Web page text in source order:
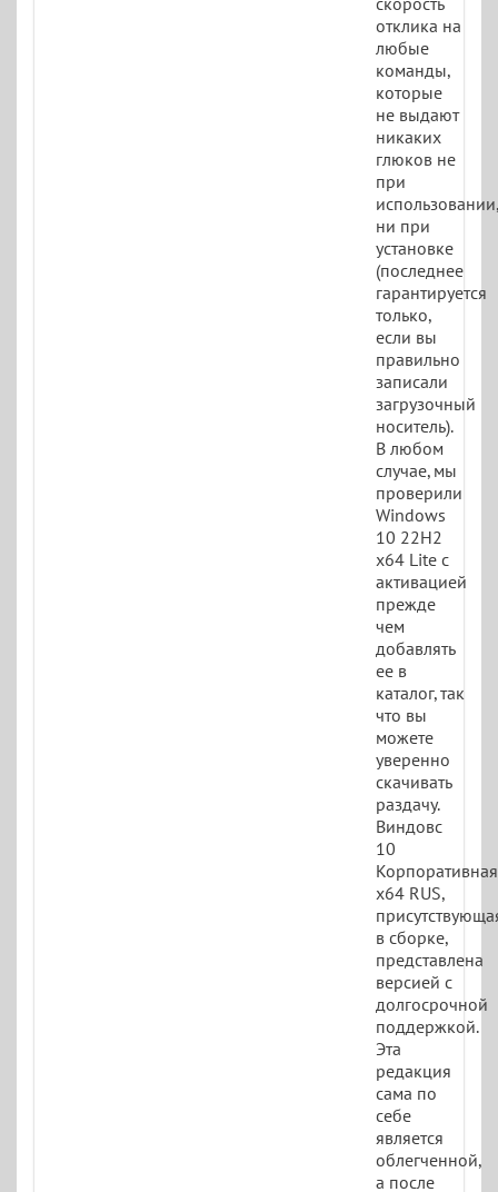
отклика на
любые
команды,
которые
не выдают
никаких
глюков не
при
использовании,
ни при
установке
(последнее
гарантируется
только,
если вы
правильно
записали
загрузочный
носитель).
В любом
случае, мы
проверили
Windows
10 22H2
x64 Lite c
активацией
прежде
чем
добавлять
ее в
каталог, так
что вы
можете
уверенно
скачивать
раздачу.
Виндовс
10
Корпоративная
x64 RUS,
в сборке,
представлена
версией с
долгосрочной
поддержкой.
Эта
редакция
сама по
себе
является
облегченной,
а после